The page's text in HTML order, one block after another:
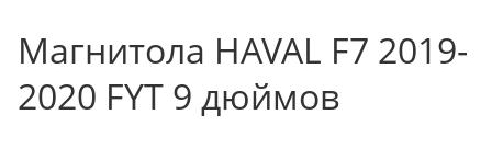
Магнитола HAVAL F7 2019-
2020 FYT 9 дюймов